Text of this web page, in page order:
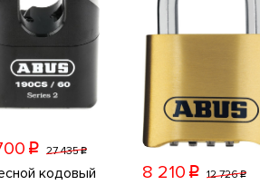
p 27 435p
кодовый
8 210 p 12 726p